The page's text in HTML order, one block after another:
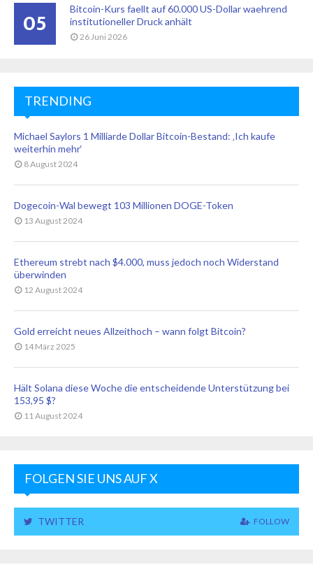
05
Bitcoin-Kurs faellt auf 60.000 US-Dollar waehrend
institutioneller Druck anhält
26 Juni 2026
TRENDING
Michael Saylors 1 Milliarde Dollar Bitcoin-Bestand: ‚Ich kaufe
weiterhin mehr‘
8 August 2024
Dogecoin-Wal bewegt 103 Millionen DOGE-Token
13 August 2024
Ethereum strebt nach $4.000, muss jedoch noch Widerstand
überwinden
12 August 2024
Gold erreicht neues Allzeithoch – wann folgt Bitcoin?
14 März 2025
Hält Solana diese Woche die entscheidende Unterstützung bei
153,95 $?
11 August 2024
FOLGEN SIE UNS AUF X
TWITTER FOLLOW